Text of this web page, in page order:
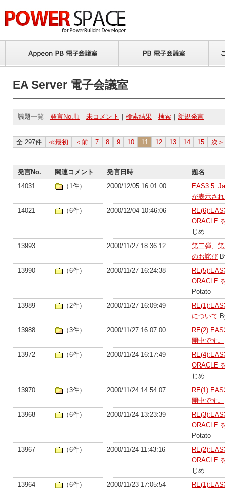
EA Server 電子会議室
議題一覧｜ 発言No.順 ｜ 未コメント ｜ 検索結果 ｜ 検索 ｜ 新規発言
全 297件 ≪最初 ＜前 7 8 9 10 11 12 13 14 15 次＞
発言No. 関連コメント 発言日時
題名
14031
（1件） 2000/12/05 16:01:00
EAS3.5:
が表示さ
14021
（6件） 2000/12/04 10:46:06
ORACLE
じめ
13993
2000/11/27 18:36:12
第二弾、
のお詫び
13990
（6件） 2000/11/27 16:24:38
ORACLE
Potato
13989
（2件） 2000/11/27 16:09:49
について
13988
（3件） 2000/11/27 16:07:00
開中です。
13972
（6件） 2000/11/24 16:17:49
ORACLE
じめ
13970
（3件） 2000/11/24 14:54:07
開中です。
13968
（6件） 2000/11/24 13:23:39
ORACLE
Potato
13967
（6件） 2000/11/24 11:43:16
ORACLE
じめ
13964
（6件） 2000/11/23 17:05:54